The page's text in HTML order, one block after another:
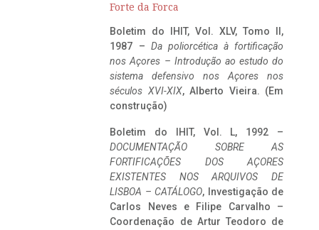
Forte da Forca
Boletim do IHIT, Vol. XLV, Tomo II,
1987 – Da poliorcética à fortificação
nos Açores – Introdução ao estudo do
sistema defensivo nos Açores nos
séculos XVI-XIX, Alberto Vieira. (Em
construção)
Boletim do IHIT, Vol. L, 1992 –
DOCUMENTAÇÃO SOBRE AS
FORTIFICAÇÕES DOS AÇORES
EXISTENTES NOS ARQUIVOS DE
LISBOA – CATÁLOGO, Investigação de
Carlos Neves e Filipe Carvalho –
Coordenação de Artur Teodoro de